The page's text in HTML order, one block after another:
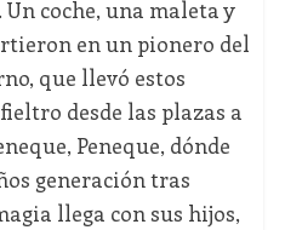
Un coche, una maleta y
en un pionero del
que llevó estos
desde las plazas a
Peneque, dónde
generación tras
llega con sus hijos,